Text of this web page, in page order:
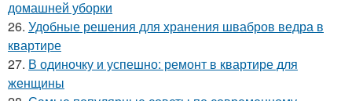
домашней уборки
26. Удобные решения для хранения швабров ведра в
квартире
27. В одиночку и успешно: ремонт в квартире для
женщины